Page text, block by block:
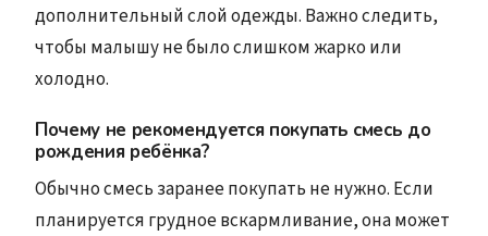
дополнительный слой одежды. Важно следить,
чтобы малышу не было слишком жарко или
холодно.
Почему не рекомендуется покупать смесь до
рождения ребёнка?
Обычно смесь заранее покупать не нужно. Если
планируется грудное вскармливание, она может